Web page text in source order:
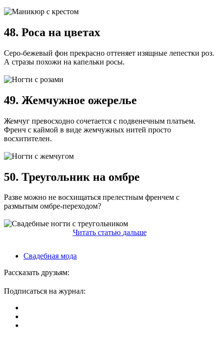
48. Роса на цветах
Серо-бежевый фон прекрасно оттеняет изящные лепестки роз.
А стразы похожи на капельки росы.
49. Жемчужное ожерелье
Жемчуг превосходно сочетается с подвенечным платьем.
Френч с каймой в виде жемчужных нитей просто
восхитителен.
50. Треугольник на омбре
Разве можно не восхищаться прелестным френчем с
размытым омбре-переходом?
Читать статью дальше
Свадебная мода
Рассказать друзьям:
Подписаться на журнал: